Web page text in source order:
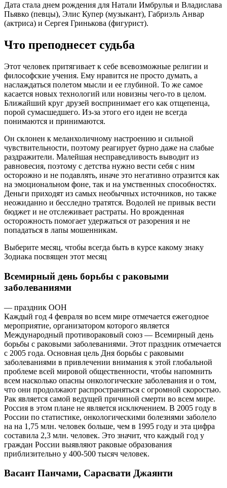
Дата стала днем рождения для Натали Имбрулья и Владислава
Пьявко (певцы), Элис Купер (музыкант), Габриэль Анвар
(актриса) и Сергея Гринькова (фигурист).
Что преподнесет судьба
Этот человек притягивает к себе всевозможные религии и
философские учения. Ему нравится не просто думать, а
наслаждаться полетом мысли и ее глубиной. То же самое
касается новых технологий или новизны чего-то в целом.
Ближайший круг друзей воспринимает его как отщепенца,
порой сумасшедшего. Из-за этого его идеи не всегда
понимаются и принимаются.
Он склонен к меланхоличному настроению и сильной
чувствительности, поэтому реагирует бурно даже на слабые
раздражители. Малейшая несправедливость выводит из
равновесия, поэтому с детства нужно вести себя с ним
осторожно и не подавлять, иначе это негативно отразится как
на эмоциональном фоне, так и на умственных способностях.
Деньги приходят из самых необычных источников, но также
неожиданно и бесследно тратятся. Водолей не привык вести
бюджет и не отслеживает растраты. Но врожденная
осторожность помогает удержаться от разорения и не
попадаться в лапы мошенникам.
Выберите месяц, чтобы всегда быть в курсе какому знаку
Зодиака посвящен этот месяц
Всемирный день борьбы с раковыми
заболеваниями
— праздник ООН
Каждый год 4 февраля во всем мире отмечается ежегодное
мероприятие, организатором которого является
Международный противораковый союз — Всемирный день
борьбы с раковыми заболеваниями. Этот праздник отмечается
с 2005 года. Основная цель Дня борьбы с раковыми
заболеваниями в привлечении внимания к этой глобальной
проблеме всей мировой общественности, чтобы напомнить
всем насколько опасны онкологические заболевания и о том,
что они продолжают распространяться с огромной скоростью.
Рак является самой ведущей причиной смерти во всем мире.
Россия в этом плане не является исключением. В 2005 году в
России по статистике, онкологическими болезнями заболело
на на 1,75 млн. человек больше, чем в 1995 году и эта цифра
составила 2,3 млн. человек. Это значит, что каждый год у
граждан России выявляют раковые образования
приблизительно у 400-500 тысяч человек.
Васант Панчами, Сарасвати Джаянти